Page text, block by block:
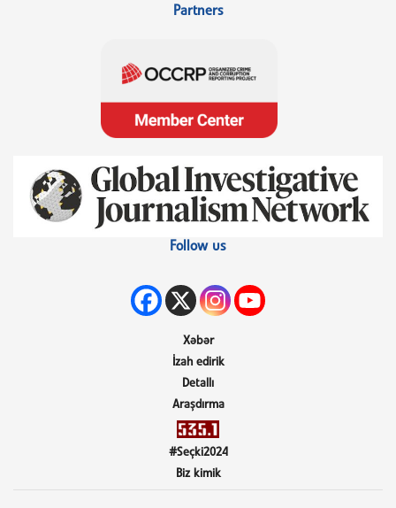
Partners
Follow us
Xəbər
İzah edirik
Detallı
Araşdırma
#Seçki2024
Biz kimik